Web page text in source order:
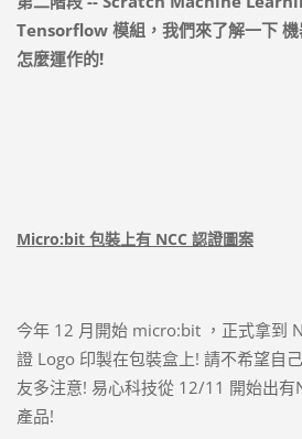
Tensorflow 模組，我們來了解一下
怎麼運作的!
Micro:bit 包裝上有 NCC 認證圖案
今年 12 月開始 micro:bit ，正式拿到
證 Logo 印製在包裝盒上! 請不希望自
友多注意! 易心科技從 12/11 開始出
產品!